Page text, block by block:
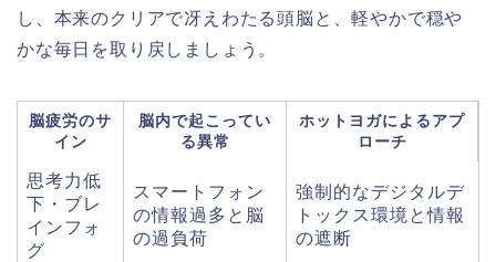
し、本来のクリアで冴えわたる頭脳と、軽やかで穏や
かな毎日を取り戻しましょう。
脳疲労のサ
イン
脳内で起こってい
る異常
ホットヨガによるアプ
ローチ
思考力低
下・ブレ
インフォ
グ
スマートフォン
の情報過多と脳
の過負荷
強制的なデジタルデ
トックス環境と情報
の遮断